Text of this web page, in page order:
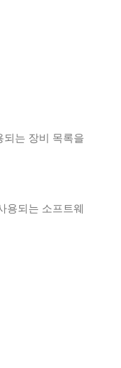
되는 장비 목록을
용되는 소프트웨